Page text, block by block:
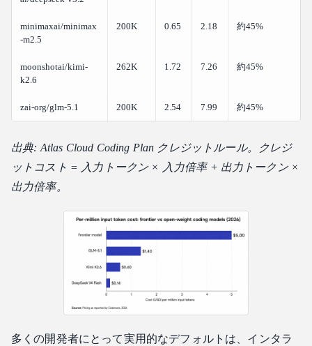
minimaxai/minimax
-m2.5
200K 0.65 2.18 約45%
moonshotai/kimi-
k2.6
262K 1.72 7.26 約45%
zai-org/glm-5.1 200K 2.54 7.99 約45%
出典: Atlas Cloud Coding Plan クレジットルール。クレジ
ットコスト = 入力トークン × 入力倍率 + 出力トークン ×
出力倍率。
多くの開発者にとって実用的なデフォルトは、インタラ